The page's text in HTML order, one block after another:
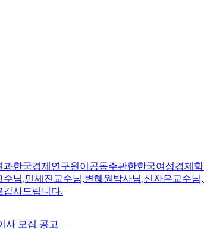
한국경제연구원이공동주관한한국여성경제
님,민세진교수님,변혜원박사님,신자은교수
감사드립니다.
사 모집 공고